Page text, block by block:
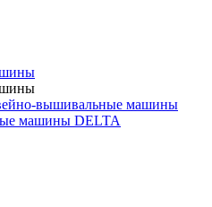
вышивальные машины
машины DELTA